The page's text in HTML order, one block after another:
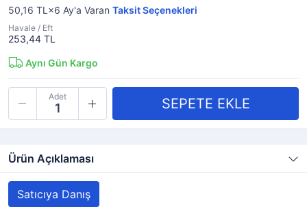
50,16 TL×6 Ay'a Varan Taksit Seçenekleri
Havale / Eft
253,44 TL
Aynı Gün Kargo
Adet
Ürün Açıklaması
Satıcıya Danış